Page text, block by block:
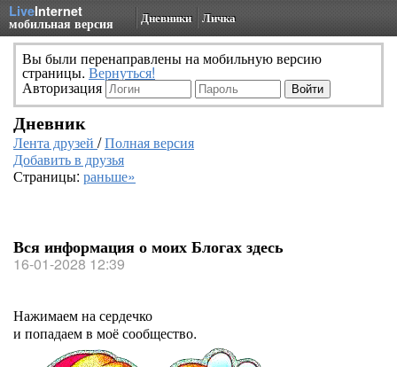
LiveInternet
мобильная версия Дневники Личка
Вы были перенаправлены на мобильную версию
страницы. Вернуться!
Авторизация
Дневник
Лента друзей /Полная версия
Добавить в друзья
Страницы: раньше»
Вся информация о моих Блогах здесь
16-01-2028 12:39
Нажимаем на сердечко
и попадаем в моё сообщество.